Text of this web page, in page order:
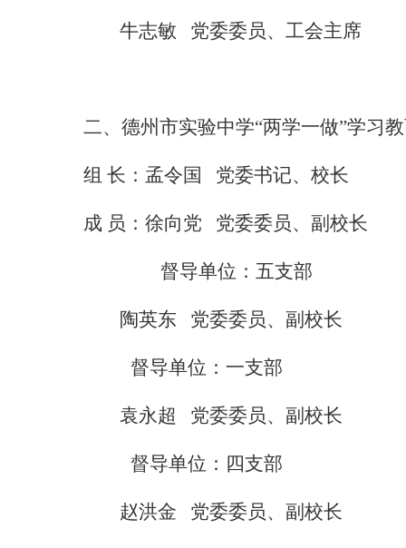
牛志敏 党委委员、工会主席
二、德州市实验中学“两学一做”学习
组 长：孟令国 党委书记、校长
成 员：徐向党 党委委员、副校长
督导单位：五支部
陶英东 党委委员、副校长
督导单位：一支部
袁永超 党委委员、副校长
督导单位：四支部
赵洪金 党委委员、副校长